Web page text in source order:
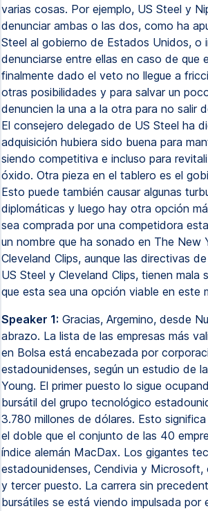
varias cosas. Por ejemplo, US Steel y
denunciar ambas o las dos, como ha
Steel al gobierno de Estados Unidos, o
denunciarse entre ellas en caso de que
finalmente dado el veto no llegue a
otras posibilidades y para salvar un
denuncien la una a la otra para no salir
El consejero delegado de US Steel ha
adquisición hubiera sido buena para
siendo competitiva e incluso para
óxido. Otra pieza en el tablero es el
Esto puede también causar algunas
diplomáticas y luego hay otra opción
sea comprada por una competidora
un nombre que ha sonado en The New
Cleveland Clips, aunque las directivas
US Steel y Cleveland Clips, tienen mala
que esta sea una opción viable en este
Speaker 1: Gracias, Argemino, desde
abrazo. La lista de las empresas más
en Bolsa está encabezada por
estadounidenses, según un estudio de
Young. El primer puesto lo sigue
bursátil del grupo tecnológico
3.780 millones de dólares. Esto
el doble que el conjunto de las 40
índice alemán MacDax. Los gigantes
estadounidenses, Cendivia y Microsoft,
y tercer puesto. La carrera sin
bursátiles se está viendo impulsada por